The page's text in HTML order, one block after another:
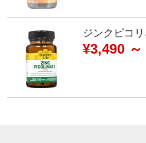
ジンクピコ
¥3,490 ～